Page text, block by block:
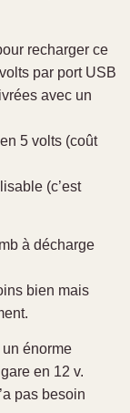
recharger ce
par port USB
avec un
5 volts (coût
(c’est
à décharge
bien mais
énorme
en 12 v.
pas besoin